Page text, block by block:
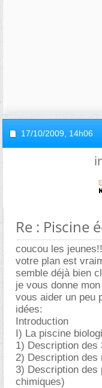
17/10/2009, 14h06
Re : Piscine
coucou les
votre plan est
semble déjà bien
je vous donne
vous aider un peu
idées:
Introduction
I) La piscine
1) Description des
2) Description des
3) Description des
chimiques)